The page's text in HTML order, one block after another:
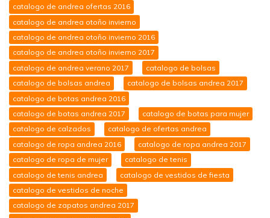
catalogo de andrea ofertas 2016
catalogo de andrea otoño invierno
catalogo de andrea otoño invierno 2016
catalogo de andrea otoño invierno 2017
catalogo de andrea verano 2017
catalogo de bolsas
catalogo de bolsas andrea
catalogo de bolsas andrea 2017
catalogo de botas andrea 2016
catalogo de botas andrea 2017
catalogo de botas para mujer
catalogo de calzados
catalogo de ofertas andrea
catalogo de ropa andrea 2016
catalogo de ropa andrea 2017
catalogo de ropa de mujer
catalogo de tenis
catalogo de tenis andrea
catalogo de vestidos de fiesta
catalogo de vestidos de noche
catalogo de zapatos andrea 2017